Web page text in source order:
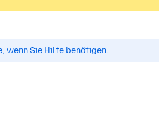
wenn Sie Hilfe benötigen.